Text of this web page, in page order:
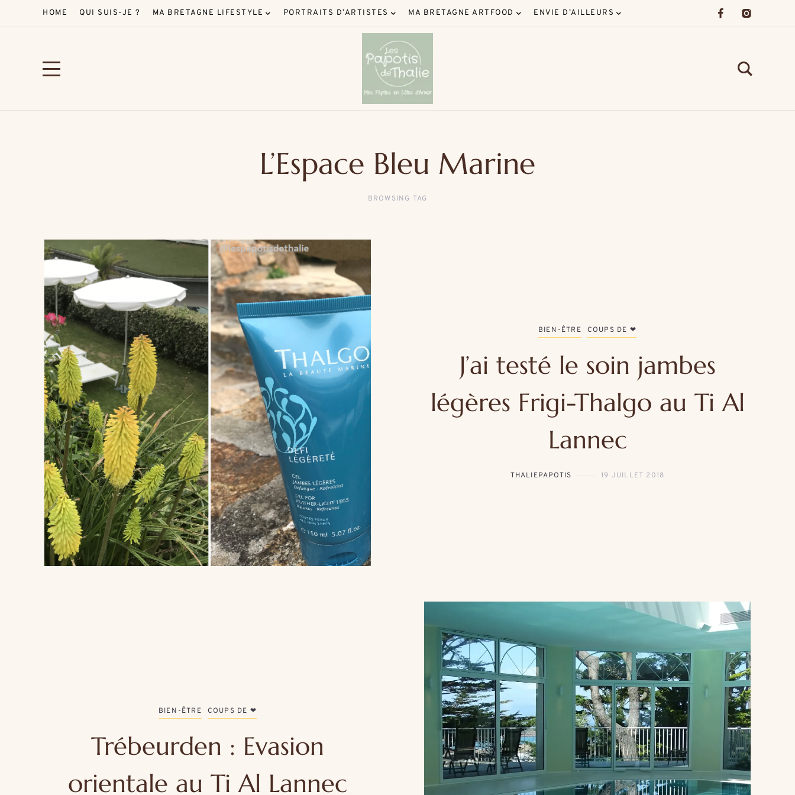
HOME QUI SUIS-JE ? MA BRETAGNE LIFESTYLE PORTRAITS D’ARTISTES MA BRETAGNE ARTFOOD ENVIE D’AILLEURS
L’Espace Bleu Marine
BROWSING TAG
BIEN-ÊTRE COUPS DE ❤
J’ai testé le soin jambes
légères Frigi-Thalgo au Ti Al
Lannec
THALIEPAPOTIS 19 JUILLET 2018
BIEN-ÊTRE COUPS DE ❤
Trébeurden : Evasion
orientale au Ti Al Lannec